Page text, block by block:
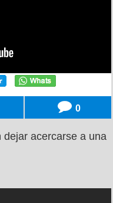
0
acercarse a una